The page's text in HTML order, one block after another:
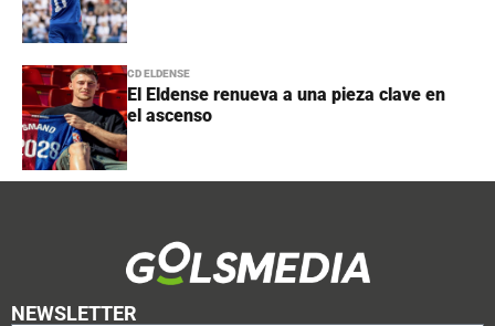
CD ELDENSE
El Eldense renueva a una pieza clave en
el ascenso
NEWSLETTER